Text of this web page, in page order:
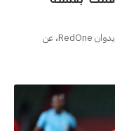
كشف المنتج والملحن العالمي نادر خياط، الملقب بريدوان RedOne، عن